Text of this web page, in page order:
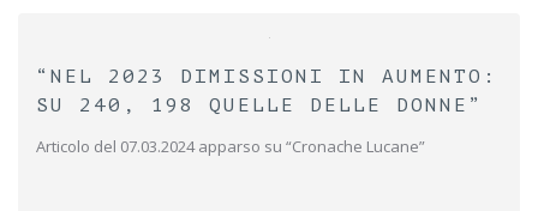
“NEL 2023 DIMISSIONI IN AUMENTO:
SU 240, 198 QUELLE DELLE DONNE”
Articolo del 07.03.2024 apparso su “Cronache Lucane”